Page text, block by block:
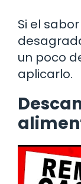
Si el
un poco
aplicarlo.